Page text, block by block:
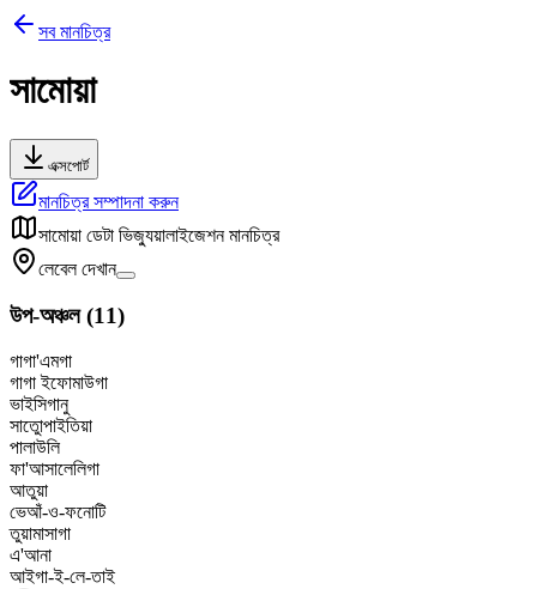
সব মানচিত্র
সামোয়া
এক্সপোর্ট
মানচিত্র সম্পাদনা করুন
সামোয়া ডেটা ভিজ্যুয়ালাইজেশন মানচিত্র
লেবেল দেখান
উপ-অঞ্চল(11)
গাগা'এমগা
গাগা ইফোমাউগা
ভাইসিগানু
সাতুোপাইতিয়া
পালাউলি
ফা'আসালেলিগা
আতুয়া
ভেআঁ-ও-ফনোটি
তুয়ামাসাগা
এ'আনা
আইগা-ই-লে-তাই